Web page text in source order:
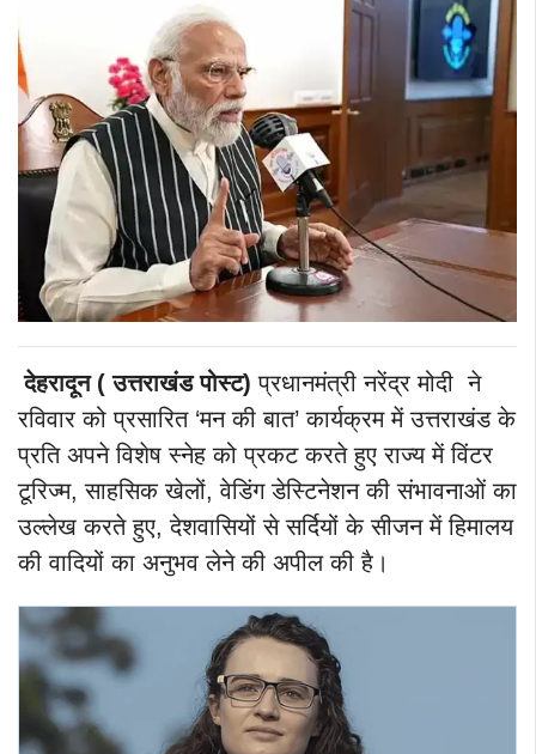
देहरादून ( उत्तराखंड पोस्ट) प्रधानमंत्री नरेंद्र मोदी ने
रविवार को प्रसारित ‘मन की बात’ कार्यक्रम में उत्तराखंड के
प्रति अपने विशेष स्नेह को प्रकट करते हुए राज्य में विंटर
टूरिज्म, साहसिक खेलों, वेडिंग डेस्टिनेशन की संभावनाओं का
उल्लेख करते हुए, देशवासियों से सर्दियों के सीजन में हिमालय
की वादियों का अनुभव लेने की अपील की है।